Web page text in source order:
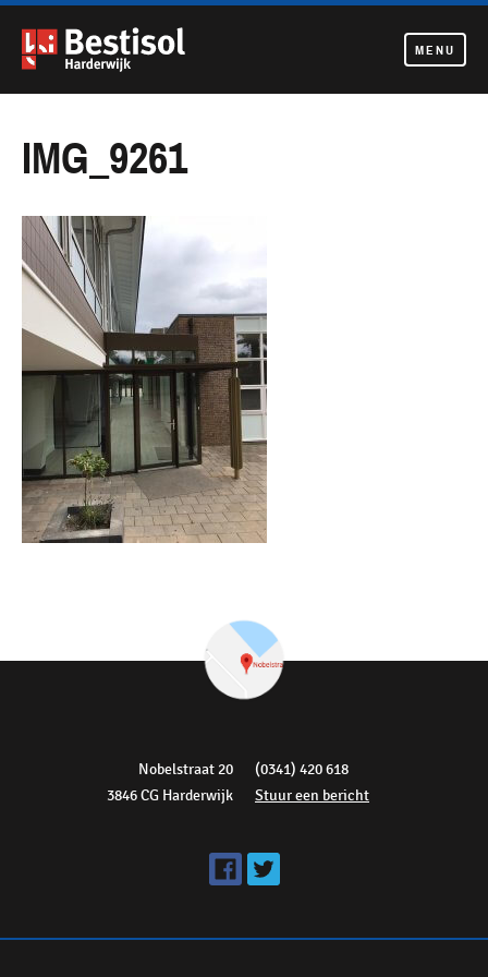
Navigatie
MENU
IMG_9261
Nobelstraat 20
3846 CG Harderwijk
(0341) 420 618
Stuur een bericht